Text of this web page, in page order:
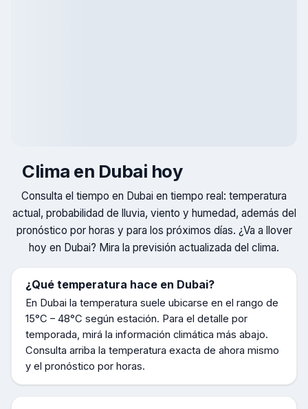
Clima en Dubai hoy
Consulta el tiempo en Dubai en tiempo real: temperatura
actual, probabilidad de lluvia, viento y humedad, además del
pronóstico por horas y para los próximos días. ¿Va a llover
hoy en Dubai? Mira la previsión actualizada del clima.
¿Qué temperatura hace en Dubai?
En Dubai la temperatura suele ubicarse en el rango de
15°C – 48°C según estación. Para el detalle por
temporada, mirá la información climática más abajo.
Consulta arriba la temperatura exacta de ahora mismo
y el pronóstico por horas.